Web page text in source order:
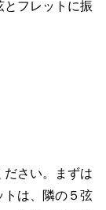
とフレットに振
ださい。まずは
トは、隣の５弦